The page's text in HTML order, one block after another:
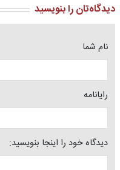
دیدگاه‌تان را بنویسید
نام شما
رایانامه
دیدگاه خود را اینجا بنویسید: